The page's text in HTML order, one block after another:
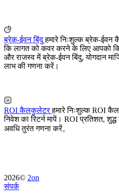
ब्रेक-ईवन बिंदुहमारे निःशुल्क ब्रेक-
कि लागत को कवर करने के लिए आपको
और राजस्व में ब्रेक-ईवन बिंदु, योगदान
लाभ की गणना करें।
ROI कैलकुलेटरहमारे निःशुल्क ROI
निवेश का रिटर्न मापें। ROI प्रतिशत,
अवधि तुरंत गणना करें。
2026© 2on
संपर्क